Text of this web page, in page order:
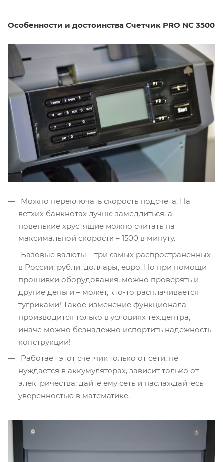
Особенности и достоинства Счетчик PRO NC 3500
Можно переключать скорость подсчета. На
ветхих банкнотах лучше замедлиться, а
новенькие хрустящие можно считать на
максимальной скорости – 1500 в минуту.
Базовые валюты – три самых распространенных
в России: рубли, доллары, евро. Но при помощи
прошивки оборудования, можно проверять и
другие деньги – может, кто-то расплачивается
тугриками! Такое изменение функционала
производится только в условиях тех.центра,
иначе можно безнадежно испортить надежность
конструкции!
Работает этот счетчик только от сети, не
нуждается в аккумуляторах, зависит только от
электричества: дайте ему сеть и наслаждайтесь
уверенностью в математике.